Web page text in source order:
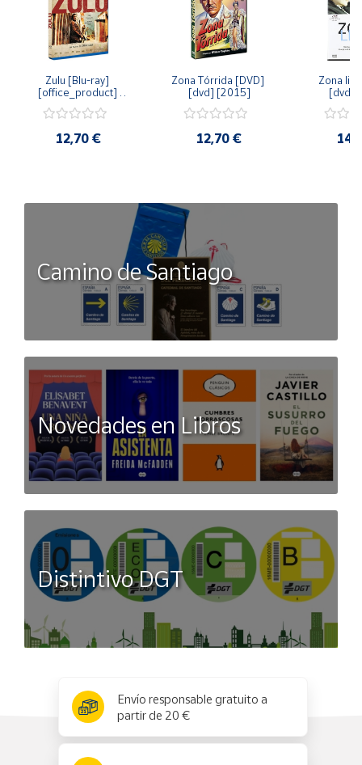
Zulu [Blu-ray]
[office_product]
12,70 €
Zona Tórrida [DVD]
[dvd] [2015]
12,70 €
Zona
[dvd]
Camino de Santiago
Novedades en Libros
Distintivo DGT
Envío responsable gratuito a
partir de 20 €